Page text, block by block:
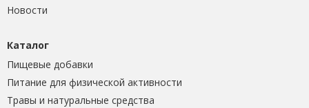
Новости
Каталог
Пищевые добавки
Питание для физической активности
Травы и натуральные средства